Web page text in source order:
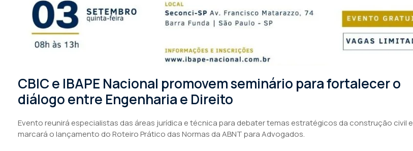
CBIC e IBAPE Nacional promovem seminário para fortalecer o
diálogo entre Engenharia e Direito
Evento reunirá especialistas das áreas jurídica e técnica para debater temas estratégicos da construção civil e
marcará o lançamento do Roteiro Prático das Normas da ABNT para Advogados.